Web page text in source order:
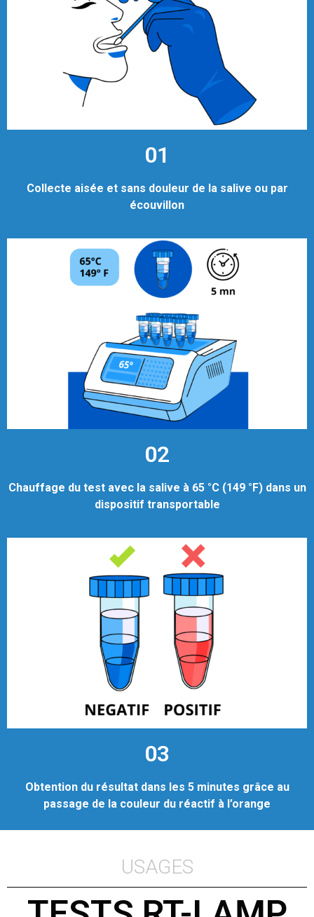
01
Collecte aisée et sans douleur de la salive ou par
écouvillon
02
Chauffage du test avec la salive à 65 °C (149 °F) dans un
dispositif transportable
03
Obtention du résultat dans les 5 minutes grâce au
passage de la couleur du réactif à l’orange
USAGES